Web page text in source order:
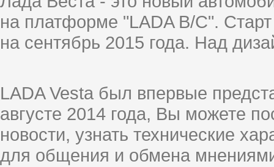
на платформе "LADA B/C".
на сентябрь 2015 года. Над
LADA Vesta был впервые
августе 2014 года, Вы можете
новости, узнать технические
для общения и обмена